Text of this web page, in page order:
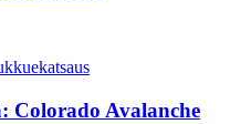
Colorado Avalanche